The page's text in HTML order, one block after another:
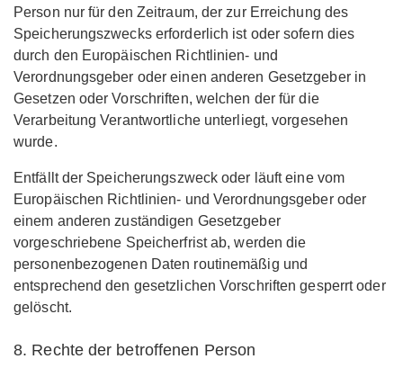
Person nur für den Zeitraum, der zur Erreichung des
Speicherungszwecks erforderlich ist oder sofern dies
durch den Europäischen Richtlinien- und
Verordnungsgeber oder einen anderen Gesetzgeber in
Gesetzen oder Vorschriften, welchen der für die
Verarbeitung Verantwortliche unterliegt, vorgesehen
wurde.
Entfällt der Speicherungszweck oder läuft eine vom
Europäischen Richtlinien- und Verordnungsgeber oder
einem anderen zuständigen Gesetzgeber
vorgeschriebene Speicherfrist ab, werden die
personenbezogenen Daten routinemäßig und
entsprechend den gesetzlichen Vorschriften gesperrt oder
gelöscht.
8. Rechte der betroffenen Person